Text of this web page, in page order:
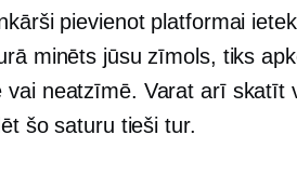
pievienot platformai
minēts jūsu zīmols, tiks
vai neatzīmē. Varat arī skatīt
šo saturu tieši tur.